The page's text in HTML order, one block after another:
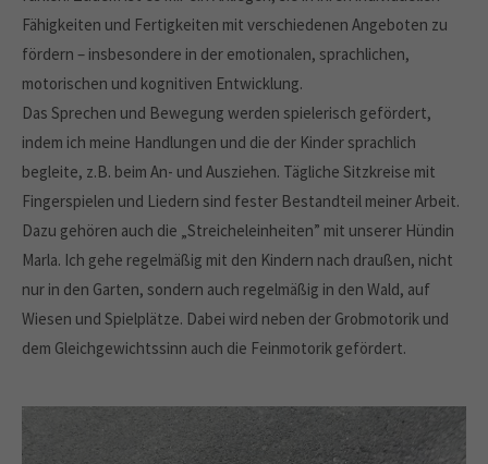
Fähigkeiten und Fertigkeiten mit verschiedenen Angeboten zu
fördern – insbesondere in der emotionalen, sprachlichen,
motorischen und kognitiven Entwicklung.
Das Sprechen und Bewegung werden spielerisch gefördert,
indem ich meine Handlungen und die der Kinder sprachlich
begleite, z.B. beim An- und Ausziehen. Tägliche Sitzkreise mit
Fingerspielen und Liedern sind fester Bestandteil meiner Arbeit.
Dazu gehören auch die „Streicheleinheiten” mit unserer Hündin
Marla. Ich gehe regelmäßig mit den Kindern nach draußen, nicht
nur in den Garten, sondern auch regelmäßig in den Wald, auf
Wiesen und Spielplätze. Dabei wird neben der Grobmotorik und
dem Gleichgewichtssinn auch die Feinmotorik gefördert.